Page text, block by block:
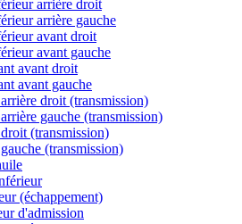
arrière droit
arrière gauche
avant droit
avant gauche
avant droit
avant gauche
droit (transmission)
gauche (transmission)
(transmission)
(transmission)
(échappement)
d'admission